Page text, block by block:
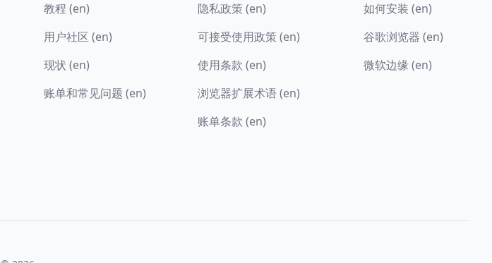
教程 (en)
用户社区 (en)
现状 (en)
账单和常见问题 (en)
隐私政策 (en)
可接受使用政策 (en)
使用条款 (en)
浏览器扩展术语 (en)
账单条款 (en)
如何安装 (en)
谷歌浏览器 (en)
微软边缘 (en)